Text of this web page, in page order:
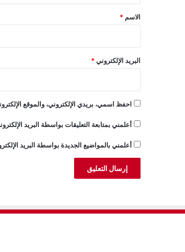
*
الاسم *
البريد الإلكتروني*
احفظ اسمي، بريدي الإلكتروني، والموقع
أعلمني بمتابعة التعليقات بواسطة البريد
أعلمني بالمواضيع الجديدة بواسطة البريد